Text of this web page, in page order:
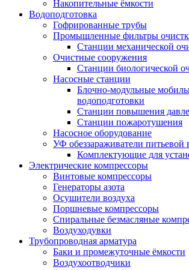
Накопительные ёмкости
Водоподготовка
Гофрированные трубы
Промышленные фильтры
Станции механической
Очистные сооружения
Станции биологической
Насосные станции
Блочно-модульные
водоподготовки
Станции повышения
Станции пожаротушения
Насосное оборудование
УФ обеззараживатели питьевой
Комплектующие для
Электрические компрессоры
Винтовые компрессоры
Генераторы азота
Осушители воздуха
Поршневые компрессоры
Спиральные безмасляные
Воздуходувки
Трубопроводная арматура
Баки и промежуточные ёмкости
Воздухоотводчики